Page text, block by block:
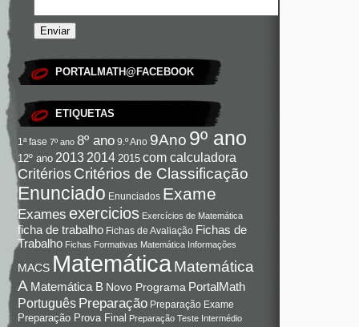
PORTALMATH@FACEBOOK
ETIQUETAS
1ª fase 7º ano 8º ano 9.º Ano 9Ano 9º ano
12º ano 2013 2014 2015 com calculadora
Critérios Critérios de Classificação
Enunciado Enunciados Exame
Exames exercicios Exercícios de Matemática
ficha de trabalho Fichas de Avaliação Fichas de
Trabalho Fichas Formativas Matemática Informações
MACS Matemática Matemática
A Matemática B Novo Programa PortalMath
Português Preparação Preparação Exame
Preparação Prova Final Preparação Teste Intermédio